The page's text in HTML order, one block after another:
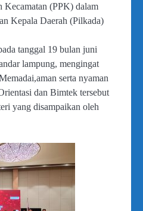
Kecamatan (PPK) dalam
Kepala Daerah (Pilkada)
tanggal 19 bulan juni
lampung, mengingat
serta nyaman
dan Bimtek tersebut
yang disampaikan oleh